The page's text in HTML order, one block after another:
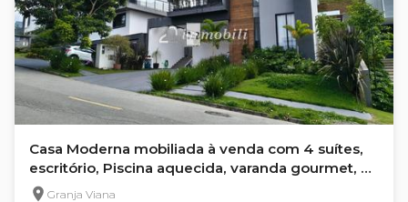
Casa Moderna mobiliada à venda com 4 suítes,
escritório, Piscina aquecida, varanda gourmet, 6
vagas em condomínio alto padrão!
Granja Viana